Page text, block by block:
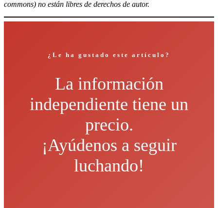
commons) no están libres de derechos de autor.
¿Le ha gustado este artículo?
La información
independiente tiene un
precio.
¡Ayúdenos a seguir
luchando!